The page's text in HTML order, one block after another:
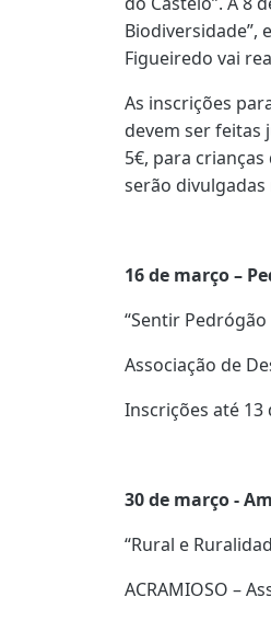
Biodiversidade”,
Figueiredo vai
As inscrições
devem ser feitas
5€, para
serão
16 de março –
“Sentir Pedrógão
Associação de
Inscrições até 13
30 de março -
“Rural e
ACRAMIOSO –